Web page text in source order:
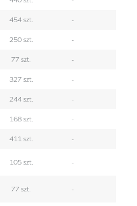
454 szt.
-
250 szt.
-
77 szt.
-
327 szt.
-
244 szt.
-
168 szt.
-
411 szt.
-
105 szt. -
77 szt. -